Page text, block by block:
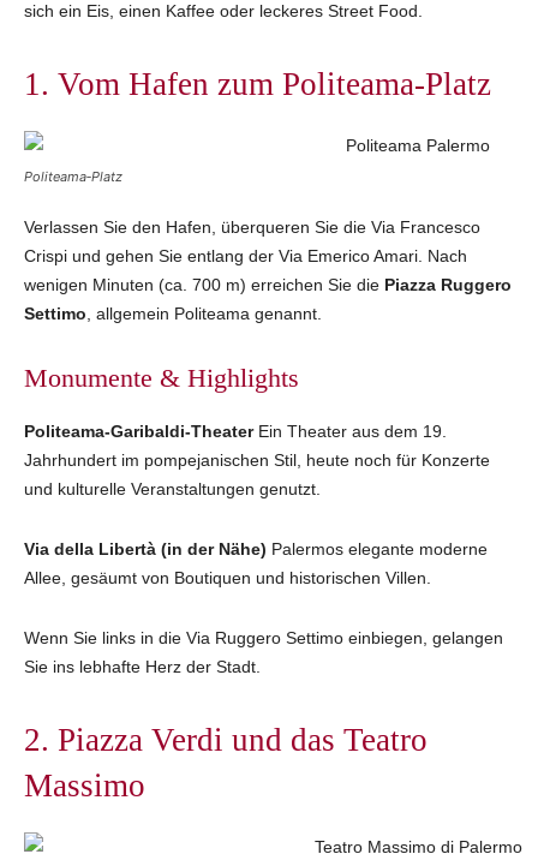
sich ein Eis, einen Kaffee oder leckeres Street Food.
1. Vom Hafen zum Politeama‑Platz
Politeama‑Platz
Verlassen Sie den Hafen, überqueren Sie die Via Francesco
Crispi und gehen Sie entlang der Via Emerico Amari. Nach
wenigen Minuten (ca. 700 m) erreichen Sie die Piazza Ruggero
Settimo , allgemein Politeama genannt.
Monumente & Highlights
Politeama‑Garibaldi‑TheaterEin Theater aus dem 19.
Jahrhundert im pompejanischen Stil, heute noch für Konzerte
und kulturelle Veranstaltungen genutzt.
Via della Libertà (in der Nähe) Palermos elegante moderne
Allee, gesäumt von Boutiquen und historischen Villen.
Wenn Sie links in die Via Ruggero Settimo einbiegen, gelangen
Sie ins lebhafte Herz der Stadt.
2. Piazza Verdi und das Teatro
Massimo